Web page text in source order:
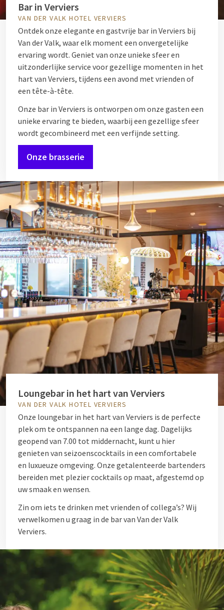
Bar in Verviers
VAN DER VALK HOTEL VERVIERS
Ontdek onze elegante en gastvrije bar in Verviers bij
Van der Valk, waar elk moment een onvergetelijke
ervaring wordt. Geniet van onze unieke sfeer en
uitzonderlijke service voor gezellige momenten in het
hart van Verviers, tijdens een avond met vrienden of
een tête-à-tête.
Onze bar in Verviers is ontworpen om onze gasten een
unieke ervaring te bieden, waarbij een gezellige sfeer
wordt gecombineerd met een verfijnde setting.
Onze brasserie
Loungebar in het hart van Verviers
VAN DER VALK HOTEL VERVIERS
Onze loungebar in het hart van Verviers is de perfecte
plek om te ontspannen na een lange dag. Dagelijks
geopend van 7.00 tot middernacht, kunt u hier
genieten van seizoenscocktails in een comfortabele
en luxueuze omgeving. Onze getalenteerde bartenders
bereiden met plezier cocktails op maat, afgestemd op
uw smaak en wensen.
Zin om iets te drinken met vrienden of collega’s? Wij
verwelkomen u graag in de bar van Van der Valk
Verviers.